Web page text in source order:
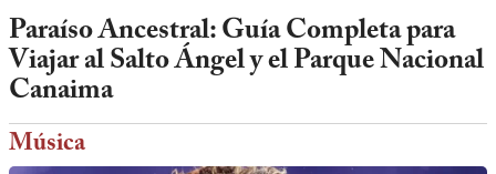
Paraíso Ancestral: Guía Completa para
Viajar al Salto Ángel y el Parque Nacional
Canaima
Música